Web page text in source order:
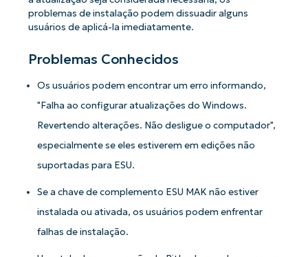
problemas de instalação podem dissuadir alguns
usuários de aplicá-la imediatamente.
Problemas Conhecidos
Os usuários podem encontrar um erro informando,
"Falha ao configurar atualizações do Windows.
Revertendo alterações. Não desligue o computador",
especialmente se eles estiverem em edições não
suportadas para ESU.
Se a chave de complemento ESU MAK não estiver
instalada ou ativada, os usuários podem enfrentar
falhas de instalação.